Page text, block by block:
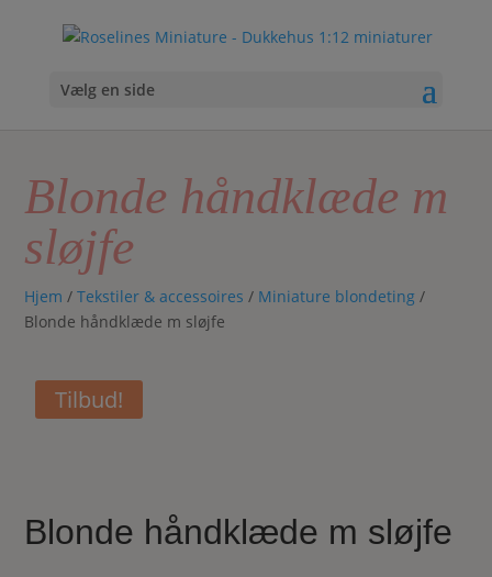
Vælg en side
Blonde håndklæde m
sløjfe
Hjem /Tekstiler & accessoires / Miniature blondeting /
Blonde håndklæde m sløjfe
Tilbud!
Blonde håndklæde m sløjfe